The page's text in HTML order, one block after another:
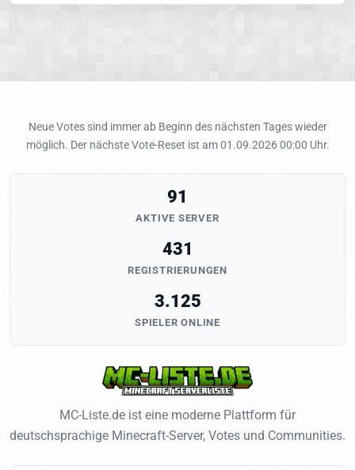
Neue Votes sind immer ab Beginn des nächsten Tages wieder
möglich. Der nächste Vote-Reset ist am 01.09.2026 00:00 Uhr.
91
AKTIVE SERVER
431
REGISTRIERUNGEN
3.125
SPIELER ONLINE
MC-Liste.de ist eine moderne Plattform für
deutschsprachige Minecraft-Server, Votes und Communities.